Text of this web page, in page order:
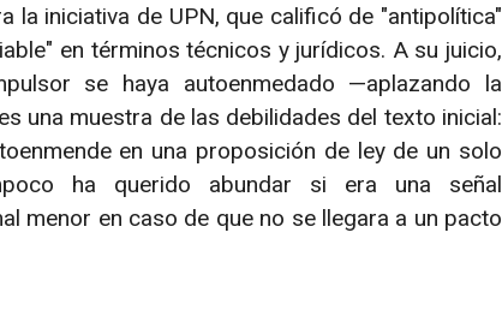
la iniciativa de UPN, que calificó de "antipolítica"
en términos técnicos y jurídicos. A su juicio,
se haya autoenmedado —aplazando la
una muestra de las debilidades del texto inicial:
en una proposición de ley de un solo
ha querido abundar si era una señal
menor en caso de que no se llegara a un pacto